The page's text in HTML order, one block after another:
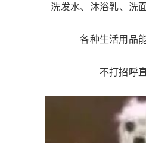
洗发水、沐浴乳、洗
各种生活用品
不打招呼